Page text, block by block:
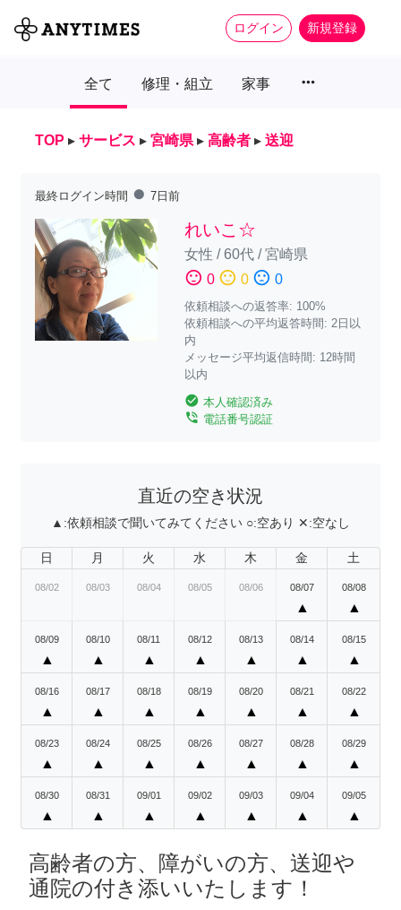
ログイン 新規登録
全て 修理・組立 家事 more_horiz
TOP ▸ サービス ▸ 宮崎県 ▸ 高齢者 ▸ 送迎
最終ログイン時間 fiber_manual_record 7日前
れいこ☆
女性 /60代/宮崎県
sentiment_satisfied 0 sentiment_neutral 0 sentiment_dissatisfied 0
依頼相談への返答率: 100%
依頼相談への平均返答時間: 2日以
内
メッセージ平均返信時間: 12時間
以内
check_circle 本人確認済み
phone_in_talk 電話番号認証
直近の空き状況
▲:依頼相談で聞いてみてください ○:空あり ✕:空なし
日 月 火 水 木 金 土
08/02 08/03 08/04 08/05 08/06 08/07
▲
08/08
▲
08/09
▲
08/10
▲
08/11
▲
08/12
▲
08/13
▲
08/14
▲
08/15
▲
08/16
▲
08/17
▲
08/18
▲
08/19
▲
08/20
▲
08/21
▲
08/22
▲
08/23
▲
08/24
▲
08/25
▲
08/26
▲
08/27
▲
08/28
▲
08/29
▲
08/30
▲
08/31
▲
09/01
▲
09/02
▲
09/03
▲
09/04
▲
09/05
▲
高齢者の方、障がいの方、送迎や
通院の付き添いいたします！